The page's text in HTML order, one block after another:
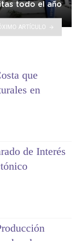
todo el año
ARTÍCULO
que
en
de Interés